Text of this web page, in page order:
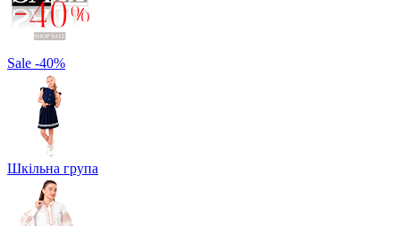
Sale -40%
Шкільна група